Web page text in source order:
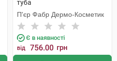
туба
П'єр Фабр Дермо-Косметик
Є в наявності
від 756.00 грн